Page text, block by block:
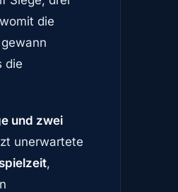
die
die
und zwei
unerwartete
,